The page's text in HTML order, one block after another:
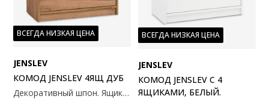
ВСЕГДА НИЗКАЯ ЦЕНА
JENSLEV
КОМОД JENSLEV 4ЯЩ ДУБ
Декоративный шпон. Ящики с направляющими полного выдвижения. 71x89x36 см
ВСЕГДА НИЗКАЯ ЦЕНА
JENSLEV
КОМОД JENSLEV С 4
ЯЩИКАМИ, БЕЛЫЙ.